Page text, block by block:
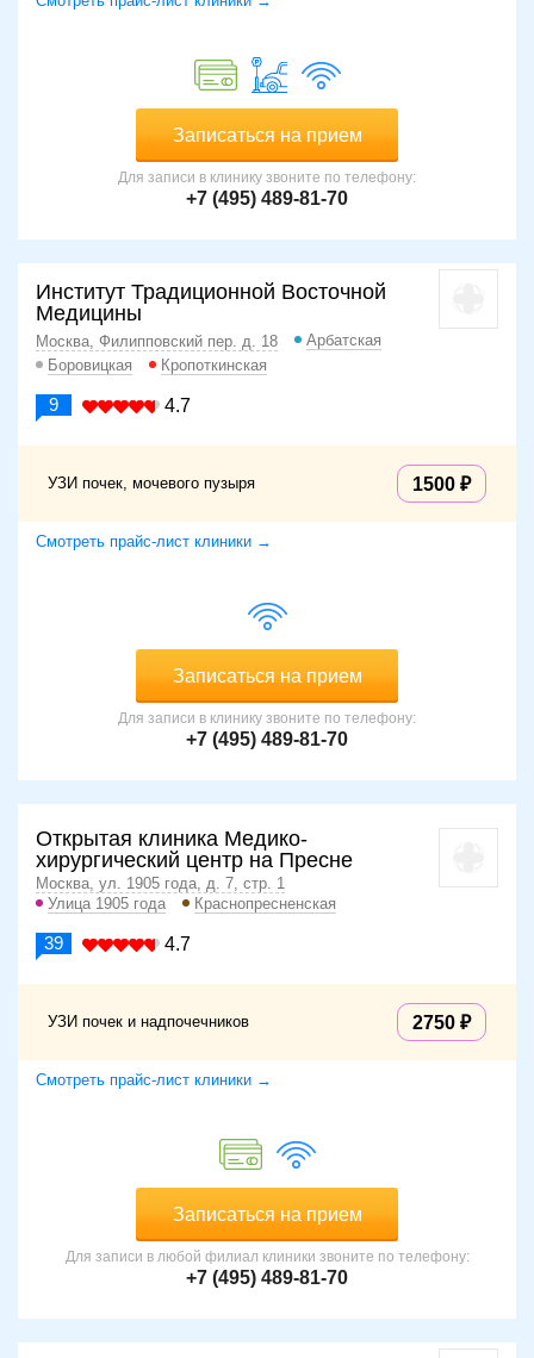
Записаться на прием
Для записи в клинику звоните по телефону:
+7 (495) 489-81-70
Институт Традиционной Восточной
Медицины
Москва, Филипповский пер. д. 18
Арбатская
Боровицкая
Кропоткинская
9 4.7
УЗИ почек, мочевого пузыря 1500
Смотреть прайс-лист клиники →
Записаться на прием
Для записи в клинику звоните по телефону:
+7 (495) 489-81-70
Открытая клиника Медико-
хирургический центр на Пресне
Москва, ул. 1905 года, д. 7, стр. 1
Улица 1905 года
Краснопресненская
39 4.7
УЗИ почек и надпочечников 2750
Смотреть прайс-лист клиники →
Записаться на прием
Для записи в любой филиал клиники звоните по телефону:
+7 (495) 489-81-70